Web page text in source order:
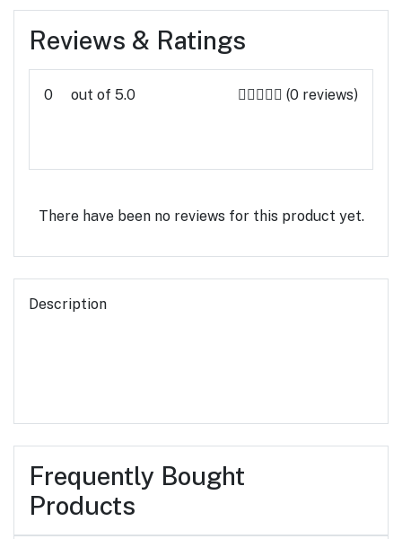
Reviews & Ratings
0 out of 5.0 (0 reviews)
There have been no reviews for this product yet.
Description
Frequently Bought
Products